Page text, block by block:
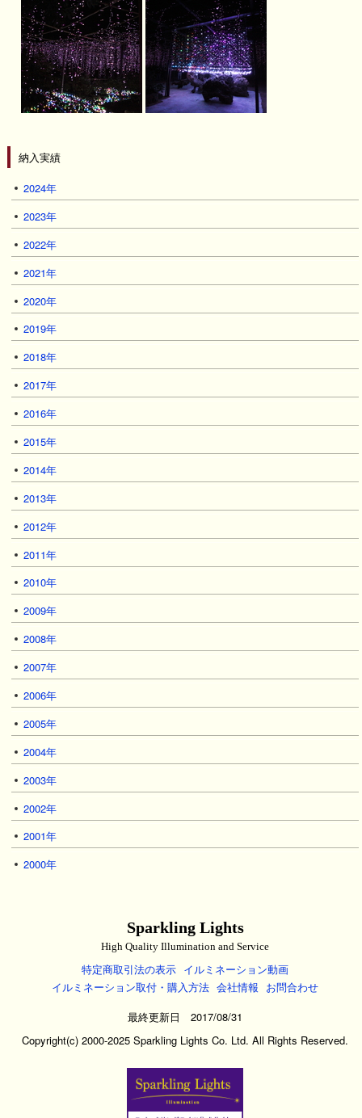
納入実績
2024年
2023年
2022年
2021年
2020年
2019年
2018年
2017年
2016年
2015年
2014年
2013年
2012年
2011年
2010年
2009年
2008年
2007年
2006年
2005年
2004年
2003年
2002年
2001年
2000年
Sparkling Lights
High Quality Illumination and Service
特定商取引法の表示 イルミネーション動画
イルミネーション取付・購入方法 会社情報 お問合わせ
最終更新日 2017/08/31
Copyright(c) 2000-2025 Sparkling Lights Co. Ltd. All Rights Reserved.